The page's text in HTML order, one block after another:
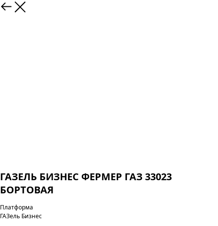
ГАЗЕЛЬ БИЗНЕС ФЕРМЕР ГАЗ 33023
БОРТОВАЯ
Платформа
ГАЗель Бизнес